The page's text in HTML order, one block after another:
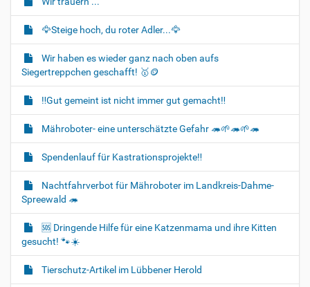
🦅Steige hoch, du roter Adler...🦅
Wir haben es wieder ganz nach oben aufs
Siegertreppchen geschafft! 🥇🪙
‼️Gut gemeint ist nicht immer gut gemacht‼️
Mähroboter- eine unterschätzte Gefahr 🦔🌱🦔🌱🦔
Spendenlauf für Kastrationsprojekte‼️
Nachtfahrverbot für Mähroboter im Landkreis-Dahme-
Spreewald 🦔
🆘️ Dringende Hilfe für eine Katzenmama und ihre Kitten
gesucht! 🐾☀️
Tierschutz-Artikel im Lübbener Herold